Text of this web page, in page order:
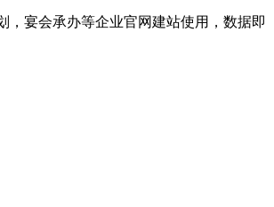
，宴会承办等企业官网建站使用，数据即